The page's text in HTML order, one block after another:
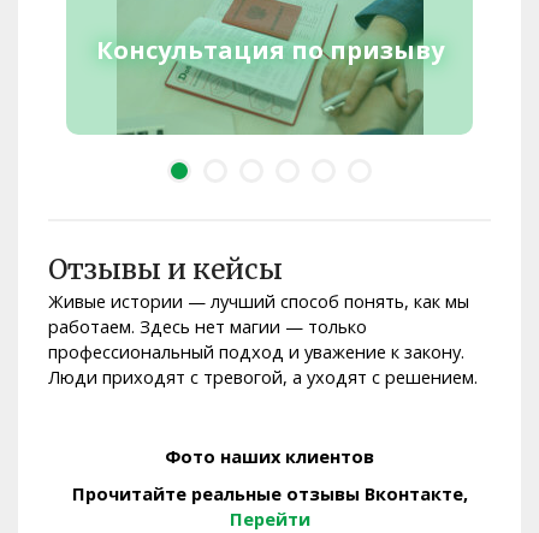
Консультация по призыву
Отзывы и кейсы
Живые истории — лучший способ понять, как мы
работаем. Здесь нет магии — только
профессиональный подход и уважение к закону.
Люди приходят с тревогой, а уходят с решением.
Фото наших клиентов
Прочитайте реальные отзывы Вконтакте,
Перейти